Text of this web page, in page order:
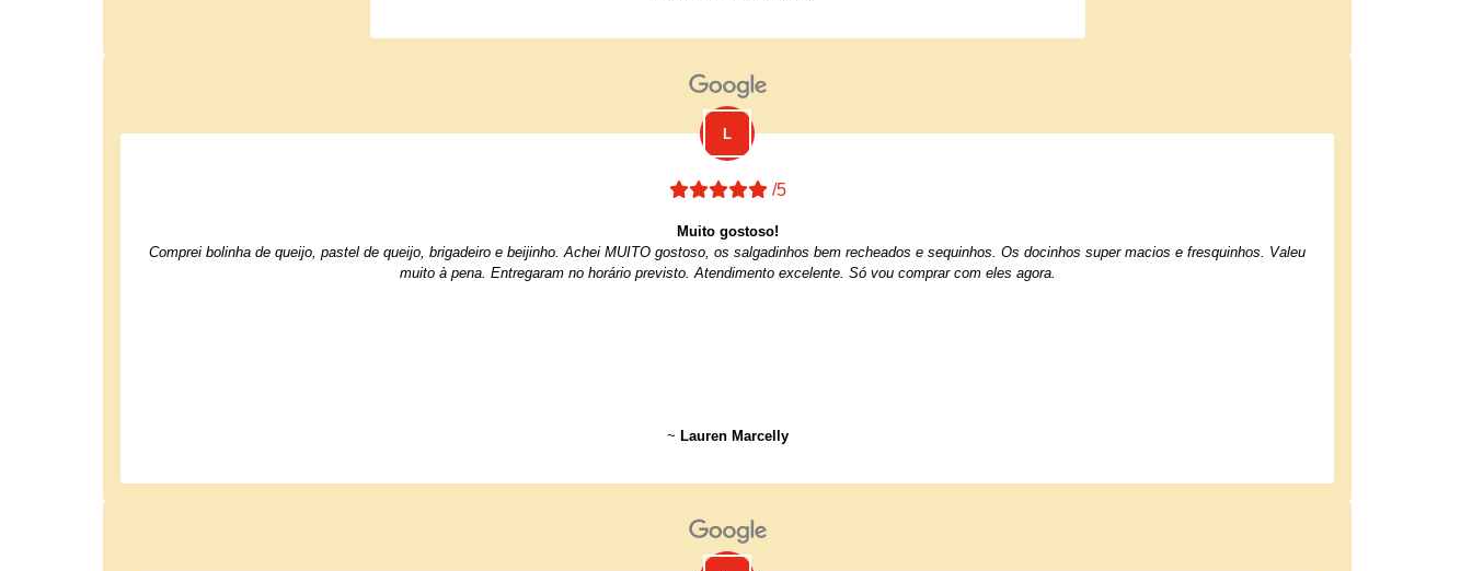
/5
Muito gostoso!
Comprei bolinha de queijo, pastel de queijo, brigadeiro e beijinho. Achei MUITO gostoso, os salgadinhos bem recheados e sequinhos. Os docinhos super macios e fresquinhos. Valeu
muito à pena. Entregaram no horário previsto. Atendimento excelente. Só vou comprar com eles agora.
~ Lauren Marcelly